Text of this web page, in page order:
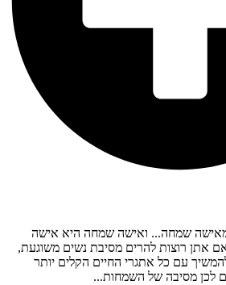
מאישה שמחה... ואישה שמחה היא אישה
אתן רוצות להרים מסיבת נשים משוגעת,
עם כל אתגרי החיים הקלים יותר
לכן מסיבה של השמחות...